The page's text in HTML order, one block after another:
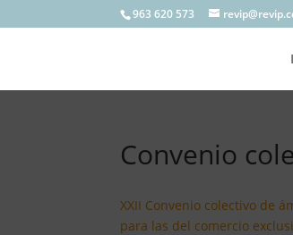
963 620 573
Convenio
XXII Convenio colectivo de
para las del comercio